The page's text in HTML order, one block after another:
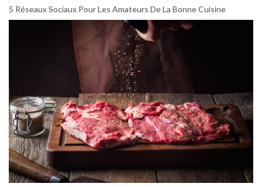
5 Réseaux Sociaux Pour Les Amateurs De La Bonne Cuisine